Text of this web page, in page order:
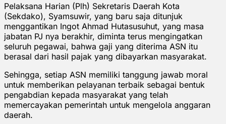
Pelaksana Harian (Plh) Sekretaris Daerah Kota
(Sekdako), Syamsuwir, yang baru saja ditunjuk
menggantikan Ingot Ahmad Hutasusuhut, yang masa
jabatan PJ nya berakhir, diminta terus mengingatkan
seluruh pegawai, bahwa gaji yang diterima ASN itu
berasal dari hasil pajak yang dibayarkan masyarakat.
Sehingga, setiap ASN memiliki tanggung jawab moral
untuk memberikan pelayanan terbaik sebagai bentuk
pengabdian kepada masyarakat yang telah
memercayakan pemerintah untuk mengelola anggaran
daerah.